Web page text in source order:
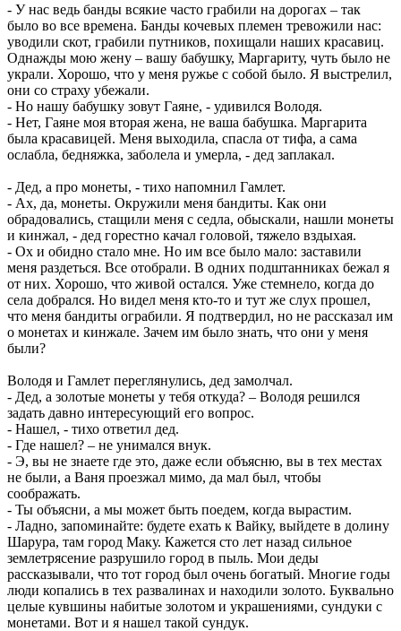
- У нас ведь банды всякие часто грабили на дорогах – так
было во все времена. Банды кочевых племен тревожили нас:
уводили скот, грабили путников, похищали наших красавиц.
Однажды мою жену – вашу бабушку, Маргариту, чуть было не
украли. Хорошо, что у меня ружье с собой было. Я выстрелил,
они со страху убежали.
- Но нашу бабушку зовут Гаяне, - удивился Володя.
- Нет, Гаяне моя вторая жена, не ваша бабушка. Маргарита
была красавицей. Меня выходила, спасла от тифа, а сама
ослабла, бедняжка, заболела и умерла, - дед заплакал.
- Дед, а про монеты, - тихо напомнил Гамлет.
- Ах, да, монеты. Окружили меня бандиты. Как они
обрадовались, стащили меня с седла, обыскали, нашли монеты
и кинжал, - дед горестно качал головой, тяжело вздыхая.
- Ох и обидно стало мне. Но им все было мало: заставили
меня раздеться. Все отобрали. В одних подштанниках бежал я
от них. Хорошо, что живой остался. Уже стемнело, когда до
села добрался. Но видел меня кто-то и тут же слух прошел,
что меня бандиты ограбили. Я подтвердил, но не рассказал им
о монетах и кинжале. Зачем им было знать, что они у меня
были?
Володя и Гамлет переглянулись, дед замолчал.
- Дед, а золотые монеты у тебя откуда? – Володя решился
задать давно интересующий его вопрос.
- Нашел, - тихо ответил дед.
- Где нашел? – не унимался внук.
- Э, вы не знаете где это, даже если объясню, вы в тех местах
не были, а Ваня проезжал мимо, да мал был, чтобы
соображать.
- Ты объясни, а мы может быть поедем, когда вырастим.
- Ладно, запоминайте: будете ехать к Вайку, выйдете в долину
Шарура, там город Маку. Кажется сто лет назад сильное
землетрясение разрушило город в пыль. Мои деды
рассказывали, что тот город был очень богатый. Многие годы
люди копались в тех развалинах и находили золото. Буквально
целые кувшины набитые золотом и украшениями, сундуки с
монетами. Вот и я нашел такой сундук.